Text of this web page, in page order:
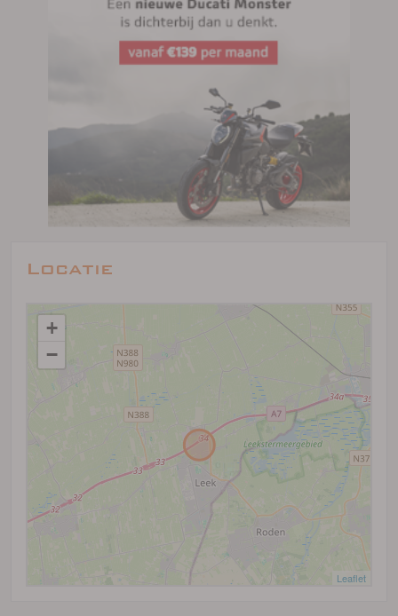
Locatie
+
−
Leaflet